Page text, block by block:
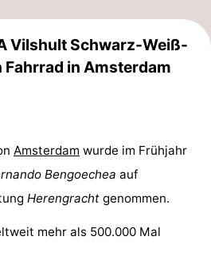
Vilshult Schwarz-Weiß-
Fahrrad in Amsterdam
Amsterdam wurde im Frühjahr
Bengoechea auf
Herengracht genommen.
mehr als 500.000 Mal